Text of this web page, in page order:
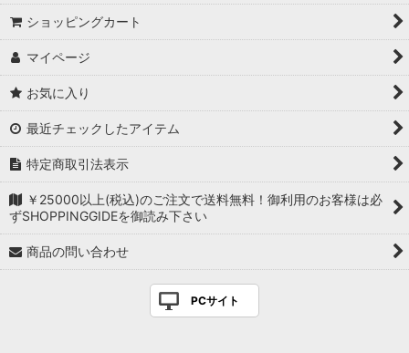
ショッピングカート
マイページ
お気に入り
最近チェックしたアイテム
特定商取引法表示
￥25000以上(税込)のご注文で送料無料！御利用のお客様は必
ずSHOPPINGGIDEを御読み下さい
商品の問い合わせ
PCサイト